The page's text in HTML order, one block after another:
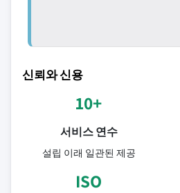
신뢰와 신용
10+
서비스 연수
설립 이래 일관된 제공
ISO